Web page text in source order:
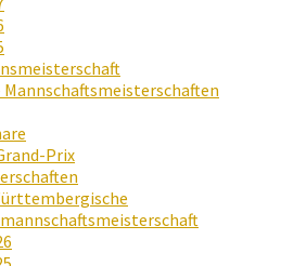
Mannschaftsmeisterschaften
Prix